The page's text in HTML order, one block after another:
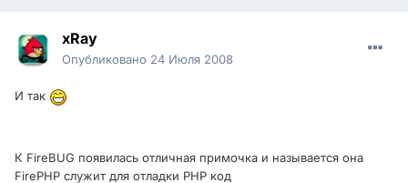
xRay
Опубликовано 24 Июля 2008
И так
К FireBUG появилась отличная примочка и называется она
FirePHP служит для отладки PHP код